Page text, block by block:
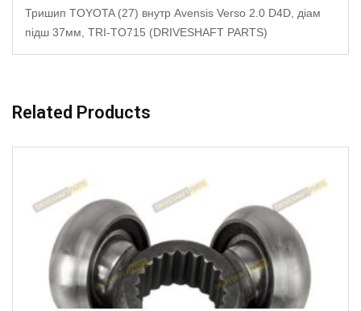
Тришип TOYOTA (27) внутр Avensis Verso 2.0 D4D, діам
підш 37мм, TRI-TO715 (DRIVESHAFT PARTS)
Related Products